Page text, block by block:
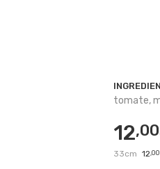
tomate,
12,00
33cm 12 ,00